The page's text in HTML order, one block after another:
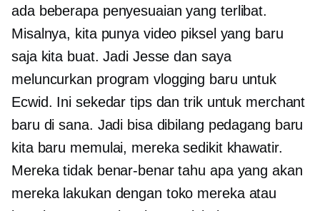
ada beberapa penyesuaian yang terlibat.
Misalnya, kita punya video piksel yang baru
saja kita buat. Jadi Jesse dan saya
meluncurkan program vlogging baru untuk
Ecwid. Ini sekedar tips dan trik untuk merchant
baru di sana. Jadi bisa dibilang pedagang baru
kita baru memulai, mereka sedikit khawatir.
Mereka tidak benar-benar tahu apa yang akan
mereka lakukan dengan toko mereka atau